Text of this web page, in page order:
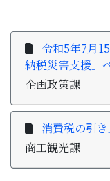
くらしの情報
観光
子育て・教育
移住・定住
令和5年7月
納税災害支援」
企画政策課
消費税の引
商工観光課